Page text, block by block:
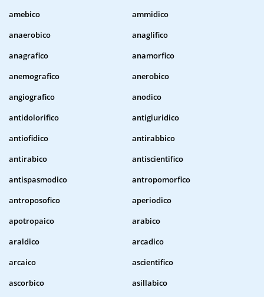
amebico
ammidico
anaerobico
anaglifico
anagrafico
anamorfico
anemografico
anerobico
angiografico
anodico
antidolorifico
antigiuridico
antiofidico
antirabbico
antirabico
antiscientifico
antispasmodico
antropomorfico
antroposofico
aperiodico
apotropaico
arabico
araldico
arcadico
arcaico
ascientifico
ascorbico
asillabico